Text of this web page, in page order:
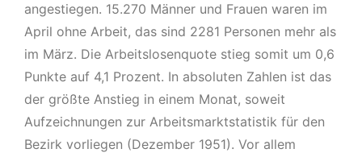
angestiegen. 15.270 Männer und Frauen waren im
April ohne Arbeit, das sind 2281 Personen mehr als
im März. Die Arbeitslosenquote stieg somit um 0,6
Punkte auf 4,1 Prozent. In absoluten Zahlen ist das
der größte Anstieg in einem Monat, soweit
Aufzeichnungen zur Arbeitsmarktstatistik für den
Bezirk vorliegen (Dezember 1951). Vor allem